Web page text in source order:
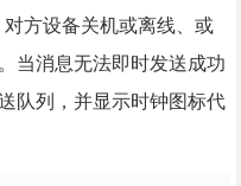
方设备关机或离线、或
当消息无法即时发送成功
队列，并显示时钟图标代